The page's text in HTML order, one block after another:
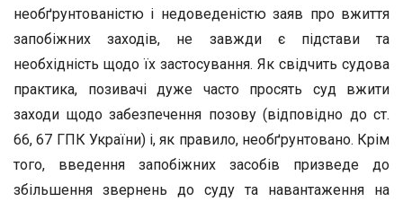
необґрунтованістю і недоведеністю заяв про вжиття
запобіжних заходів, не завжди є підстави та
необхідність щодо їх застосування. Як свідчить судова
практика, позивачі дуже часто просять суд вжити
заходи щодо забезпечення позову (відповідно до ст.
66, 67 ГПК України) і, як правило, необґрунтовано. Крім
того, введення запобіжних засобів призведе до
збільшення звернень до суду та навантаження на